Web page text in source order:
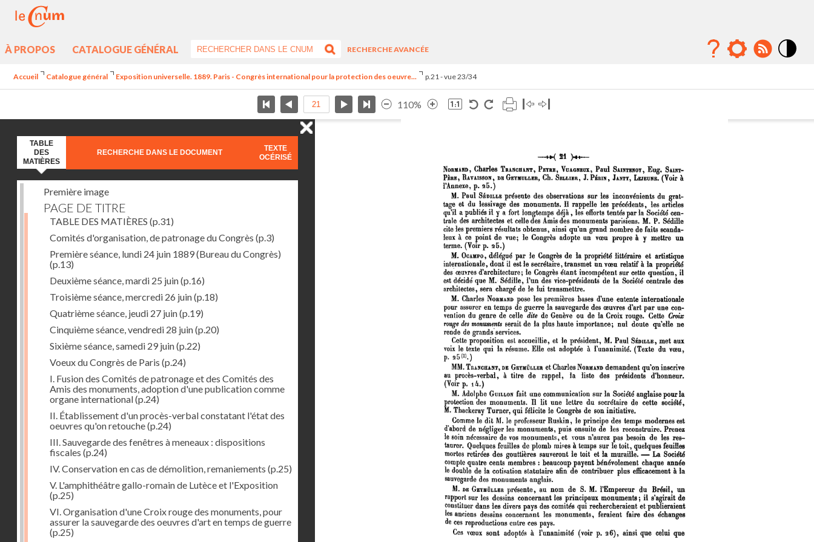
À PROPOS CATALOGUE GÉNÉRAL
RECHERCHE AVANCÉE
Accueil Catalogue général Exposition universelle. 1889. Paris - Congrès international pour la protection des oeuvre... p.21 - vue 23/34
110%
TABLE
DES
MATIÈRES
RECHERCHE DANS LE DOCUMENT
TEXTE
OCÉRISÉ
Première image
PAGE DE TITRE
TABLE DES MATIÈRES (p.31)
Comités d'organisation, de patronage du Congrès (p.3)
Première séance, lundi 24 juin 1889 (Bureau du Congrès)
(p.13)
Deuxième séance, mardi 25 juin(p.16)
Troisième séance, mercredi 26 juin(p.18)
Quatrième séance, jeudi 27 juin(p.19)
Cinquième séance, vendredi 28 juin(p.20)
Sixième séance, samedi 29 juin(p.22)
Voeux du Congrès de Paris (p.24)
I. Fusion des Comités de patronage et des Comités des
Amis des monuments, adoption d'une publication comme
organe international(p.24)
II. Établissement d'un procès-verbal constatant l'état des
oeuvres qu'on retouche(p.24)
III. Sauvegarde des fenêtres à meneaux : dispositions
fiscales (p.24)
IV. Conservation en cas de démolition, remaniements (p.25)
V. L'amphithéâtre gallo-romain de Lutèce et l'Exposition
(p.25)
VI. Organisation d'une Croix rouge des monuments, pour
assurer la sauvegarde des oeuvres d'art en temps de guerre
(p.25)